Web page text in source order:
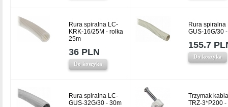
Rura spiralna LC-
KRK-16/25M - rolka
25m
36 PLN
Do koszyka
Rura spiralna
GUS-16G/30
155.7
Do koszyka
Rura spiralna LC-
GUS-32G/30 - 30m
Trzymak
TRZ-3*P200 -